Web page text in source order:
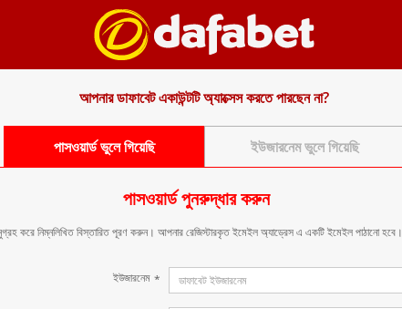
আপনার ডাফাবেট একাউন্টটি অ্যাক্সেস করতে পারছেন না?
পাসওয়ার্ড ভুলে গিয়েছি ইউজারনেম ভুলে গিয়েছি
পাসওয়ার্ড পুনরুদ্ধার করুন
করে নিম্নলিখিত বিস্তারিত পূরণ করুন। আপনার রেজিস্টারকৃত ইমেইল অ্যাড্রেস এ একটি ইমেইল পাঠানো হবে।
ইউজারনেম *